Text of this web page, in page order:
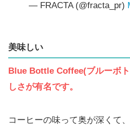
— FRACTA (@fracta_pr)
美味しい
Blue Bottle Coffee(ブルーボ
しさが有名です。
コーヒーの味って奥が深くて